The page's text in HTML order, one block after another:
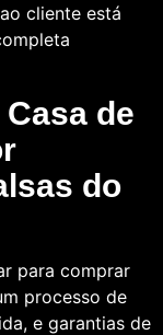
cliente está
de
do
para comprar
processo de
e garantias de